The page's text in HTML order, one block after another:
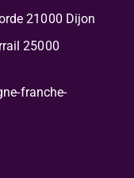
21000 Dijon
25000
franche-